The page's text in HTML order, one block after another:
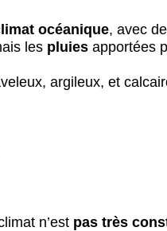
océanique, avec
les pluies apportées
argileux, et
n’est pas très